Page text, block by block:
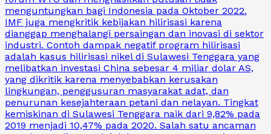
menguntungkan bagi Indonesia pada Oktober 2022.
IMF juga mengkritik kebijakan hilirisasi karena
dianggap menghalangi persaingan dan inovasi di sektor
industri. Contoh dampak negatif program hilirisasi
adalah kasus hilirisasi nikel di Sulawesi Tenggara yang
melibatkan investasi China sebesar 4 miliar dolar AS,
yang dikritik karena menyebabkan kerusakan
lingkungan, penggusuran masyarakat adat, dan
penurunan kesejahteraan petani dan nelayan. Tingkat
kemiskinan di Sulawesi Tenggara naik dari 9,82% pada
2019 menjadi 10,47% pada 2020. Salah satu ancaman